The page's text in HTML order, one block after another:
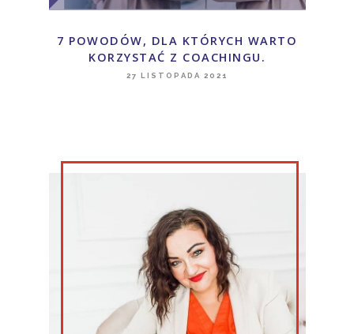
7 POWODÓW, DLA KTÓRYCH WARTO
KORZYSTAĆ Z COACHINGU.
27 LISTOPADA 2021